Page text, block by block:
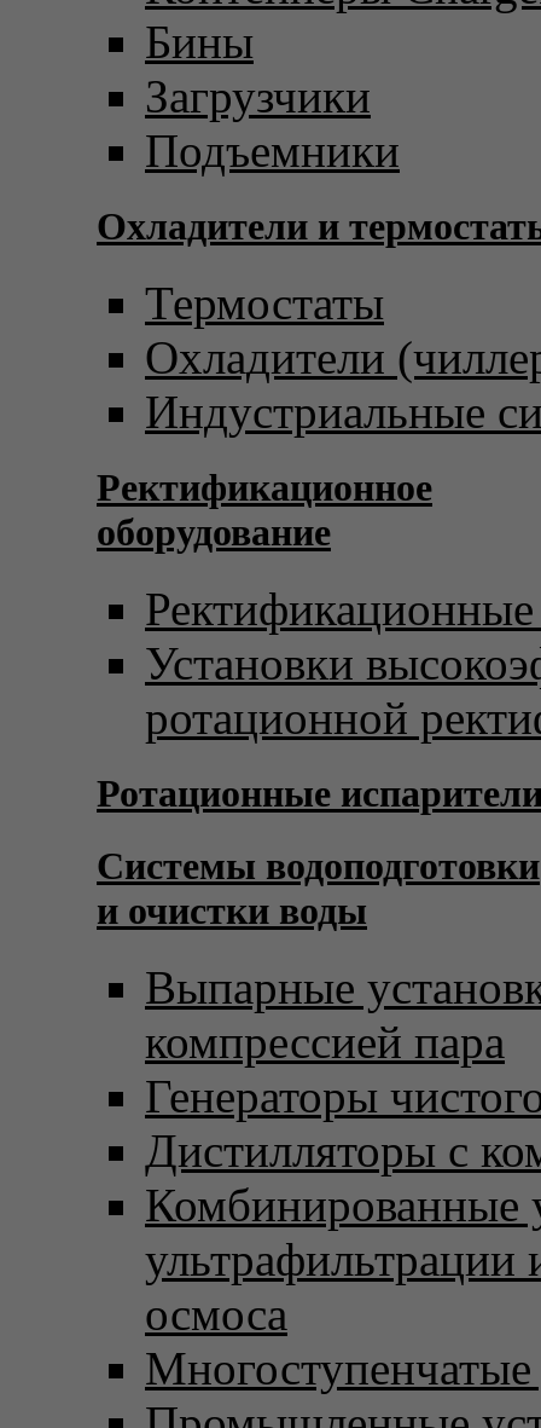
Бины
Загрузчики
Подъемники
Охладители и
Термостаты
Охладители
Индустриальные
Ректификационное
оборудование
Установки
ротационной
Ротационные
Системы водоподготовки
и очистки воды
Выпарные
компрессией пара
Генераторы
Дистилляторы с
Комбинированные
ультрафильтрации
осмоса